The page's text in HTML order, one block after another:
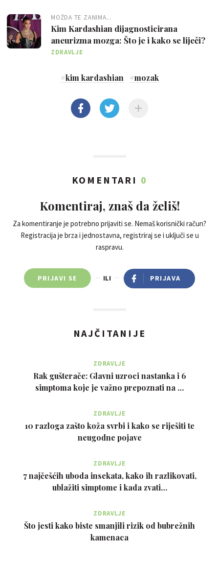
MOŽDA TE ZANIMA...
Kim Kardashian dijagnosticirana
aneurizma mozga: Što je i kako se liječi?
ZDRAVLJE
#kim kardashian #mozak
KOMENTARI 0
Komentiraj, znaš da želiš!
Za komentiranje je potrebno prijaviti se. Nemaš korisnički račun?
Registracija je brza i jednostavna, registriraj se i uključi se u
raspravu.
PRIJAVI SE ILI PRIJAVA
NAJČITANIJE
ZDRAVLJE
Rak gušterače: Glavni uzroci nastanka i 6
simptoma koje je važno prepoznati na …
ZDRAVLJE
10 razloga zašto koža svrbi i kako se riješiti te
neugodne pojave
ZDRAVLJE
7 najčešćih uboda insekata, kako ih razlikovati,
ublažiti simptome i kada zvati…
ZDRAVLJE
Što jesti kako biste smanjili rizik od bubrežnih
kamenaca